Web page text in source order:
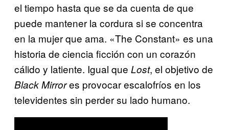
el tiempo hasta que se da cuenta de que
puede mantener la cordura si se concentra
en la mujer que ama. «The Constant» es una
historia de ciencia ficción con un corazón
cálido y latiente. Igual que Lost, el objetivo de
Black Mirrores provocar escalofríos en los
televidentes sin perder su lado humano.